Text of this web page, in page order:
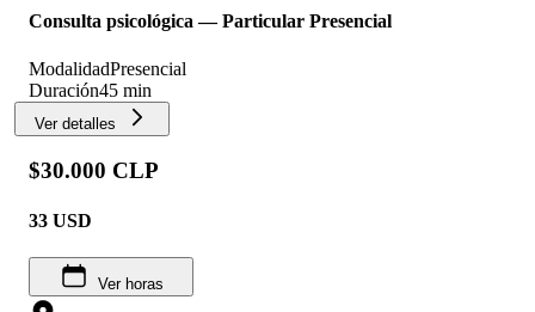
Consulta psicológica — Particular Presencial
ModalidadPresencial
Duración45 min
Ver detalles
$30.000 CLP
33 USD
Ver horas